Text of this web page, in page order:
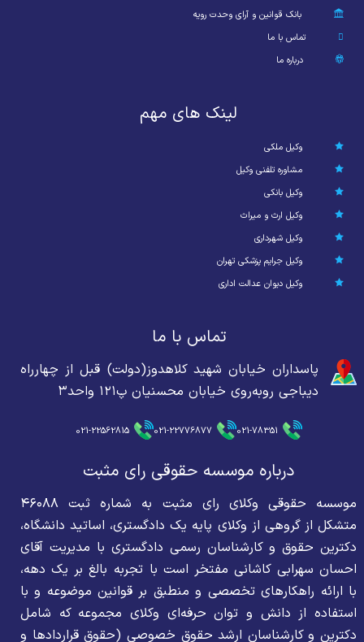
بانک قوانین و آرای وحدت رویه
تماس با ما
درباره ما
لینک های مهم
وکیل ملکی
مشاوره تلفنی وکیل
وکیل بانکی
وکیل ارث و میراث
وکیل شهرداری
وکیل جرایم پزشکی تهران
وکیل دیوان عدالت اداری
تماس با ما
پاسداران خیابان شهید کلاهدوز(دولت) قبل از چهارراه
دیباجی روبه‌روی خیابان محسنیان پ۱۲۱ واحد۳
021-78351
021-22776877
021-22562815
درباره موسسه حقوقی رای مثبت
موسسه حقوقی وکلای رای مثبت به شماره ثبت ۴۶۰۸۸
متشکل از گروهی از وکلای پایه یک دادگستری، اساتید دانشگاه،
دکترین حقوق و کارشناسان رسمی دادگستری با مدیریت آقای
احسان سهرابی کاشانی مفتخر است با تجربه بالغ بر یک دهه،
با ارائه راهکارهای تخصصی و منطبق بر قوانین موضوعه و با
استفاده از دانش و توان حرفه‌ای وکلای مجموعه که شامل
دکترین و کارشناسان ارشد حقوق خصوصی (حقوق قراردادها و